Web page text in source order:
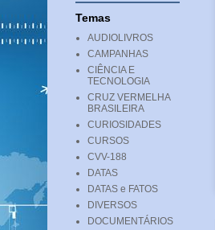
Temas
AUDIOLIVROS
CAMPANHAS
CIÊNCIA E
TECNOLOGIA
CRUZ VERMELHA
BRASILEIRA
CURIOSIDADES
CURSOS
CVV-188
DATAS
DATAS e FATOS
DIVERSOS
DOCUMENTÁRIOS